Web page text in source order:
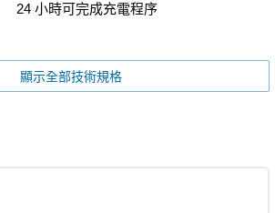
24 小時可完成充電程序
顯示全部技術規格